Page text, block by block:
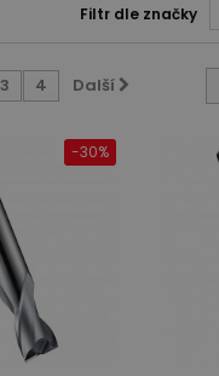
Filtr dle značky
3 4 Další
-30%